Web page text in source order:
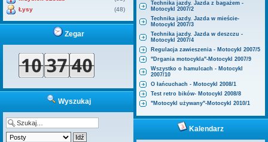
Łysy
(48)
Zegar
Wyszukaj
Technika jazdy. Jazda z bagażem -
Motocykl 2007/2
Technika jazdy. Jazda w mieście-
Motocykl 2007/3
Technika jazdy. Jazda w deszczu -
Motocykl 2007/4
Regulacja zawieszenia - Motocykl 2007/5
"Drgania motocykla"-Motocykl 2007/9
Wszystko o hamulcach - Motocykl
2007/10
O łańcuchach - Motocykl 2008/1
Test retro bików- Motocykl 2008/8
"Motocykl używany"-Motocykl 2010/1
Kalendarz